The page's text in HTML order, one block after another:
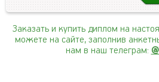
Заказать и купить диплом на
можете на сайте, заполнив
нам в наш телеграм: